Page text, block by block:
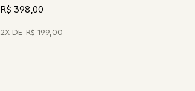
R$ 398,00
2 R$ 199,00